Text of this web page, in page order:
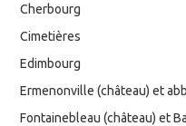
Cherbourg
Cimetières
Edimbourg
Ermenonville (château) et
Fontainebleau (château) et